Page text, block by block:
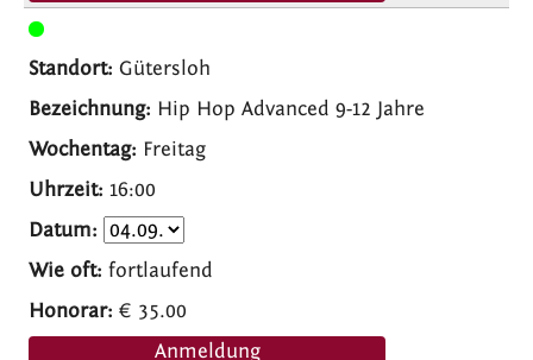
Gütersloh
Hip Hop Advanced 9-12 Jahre
Freitag
16:00
fortlaufend
€ 35.00
Anmeldung